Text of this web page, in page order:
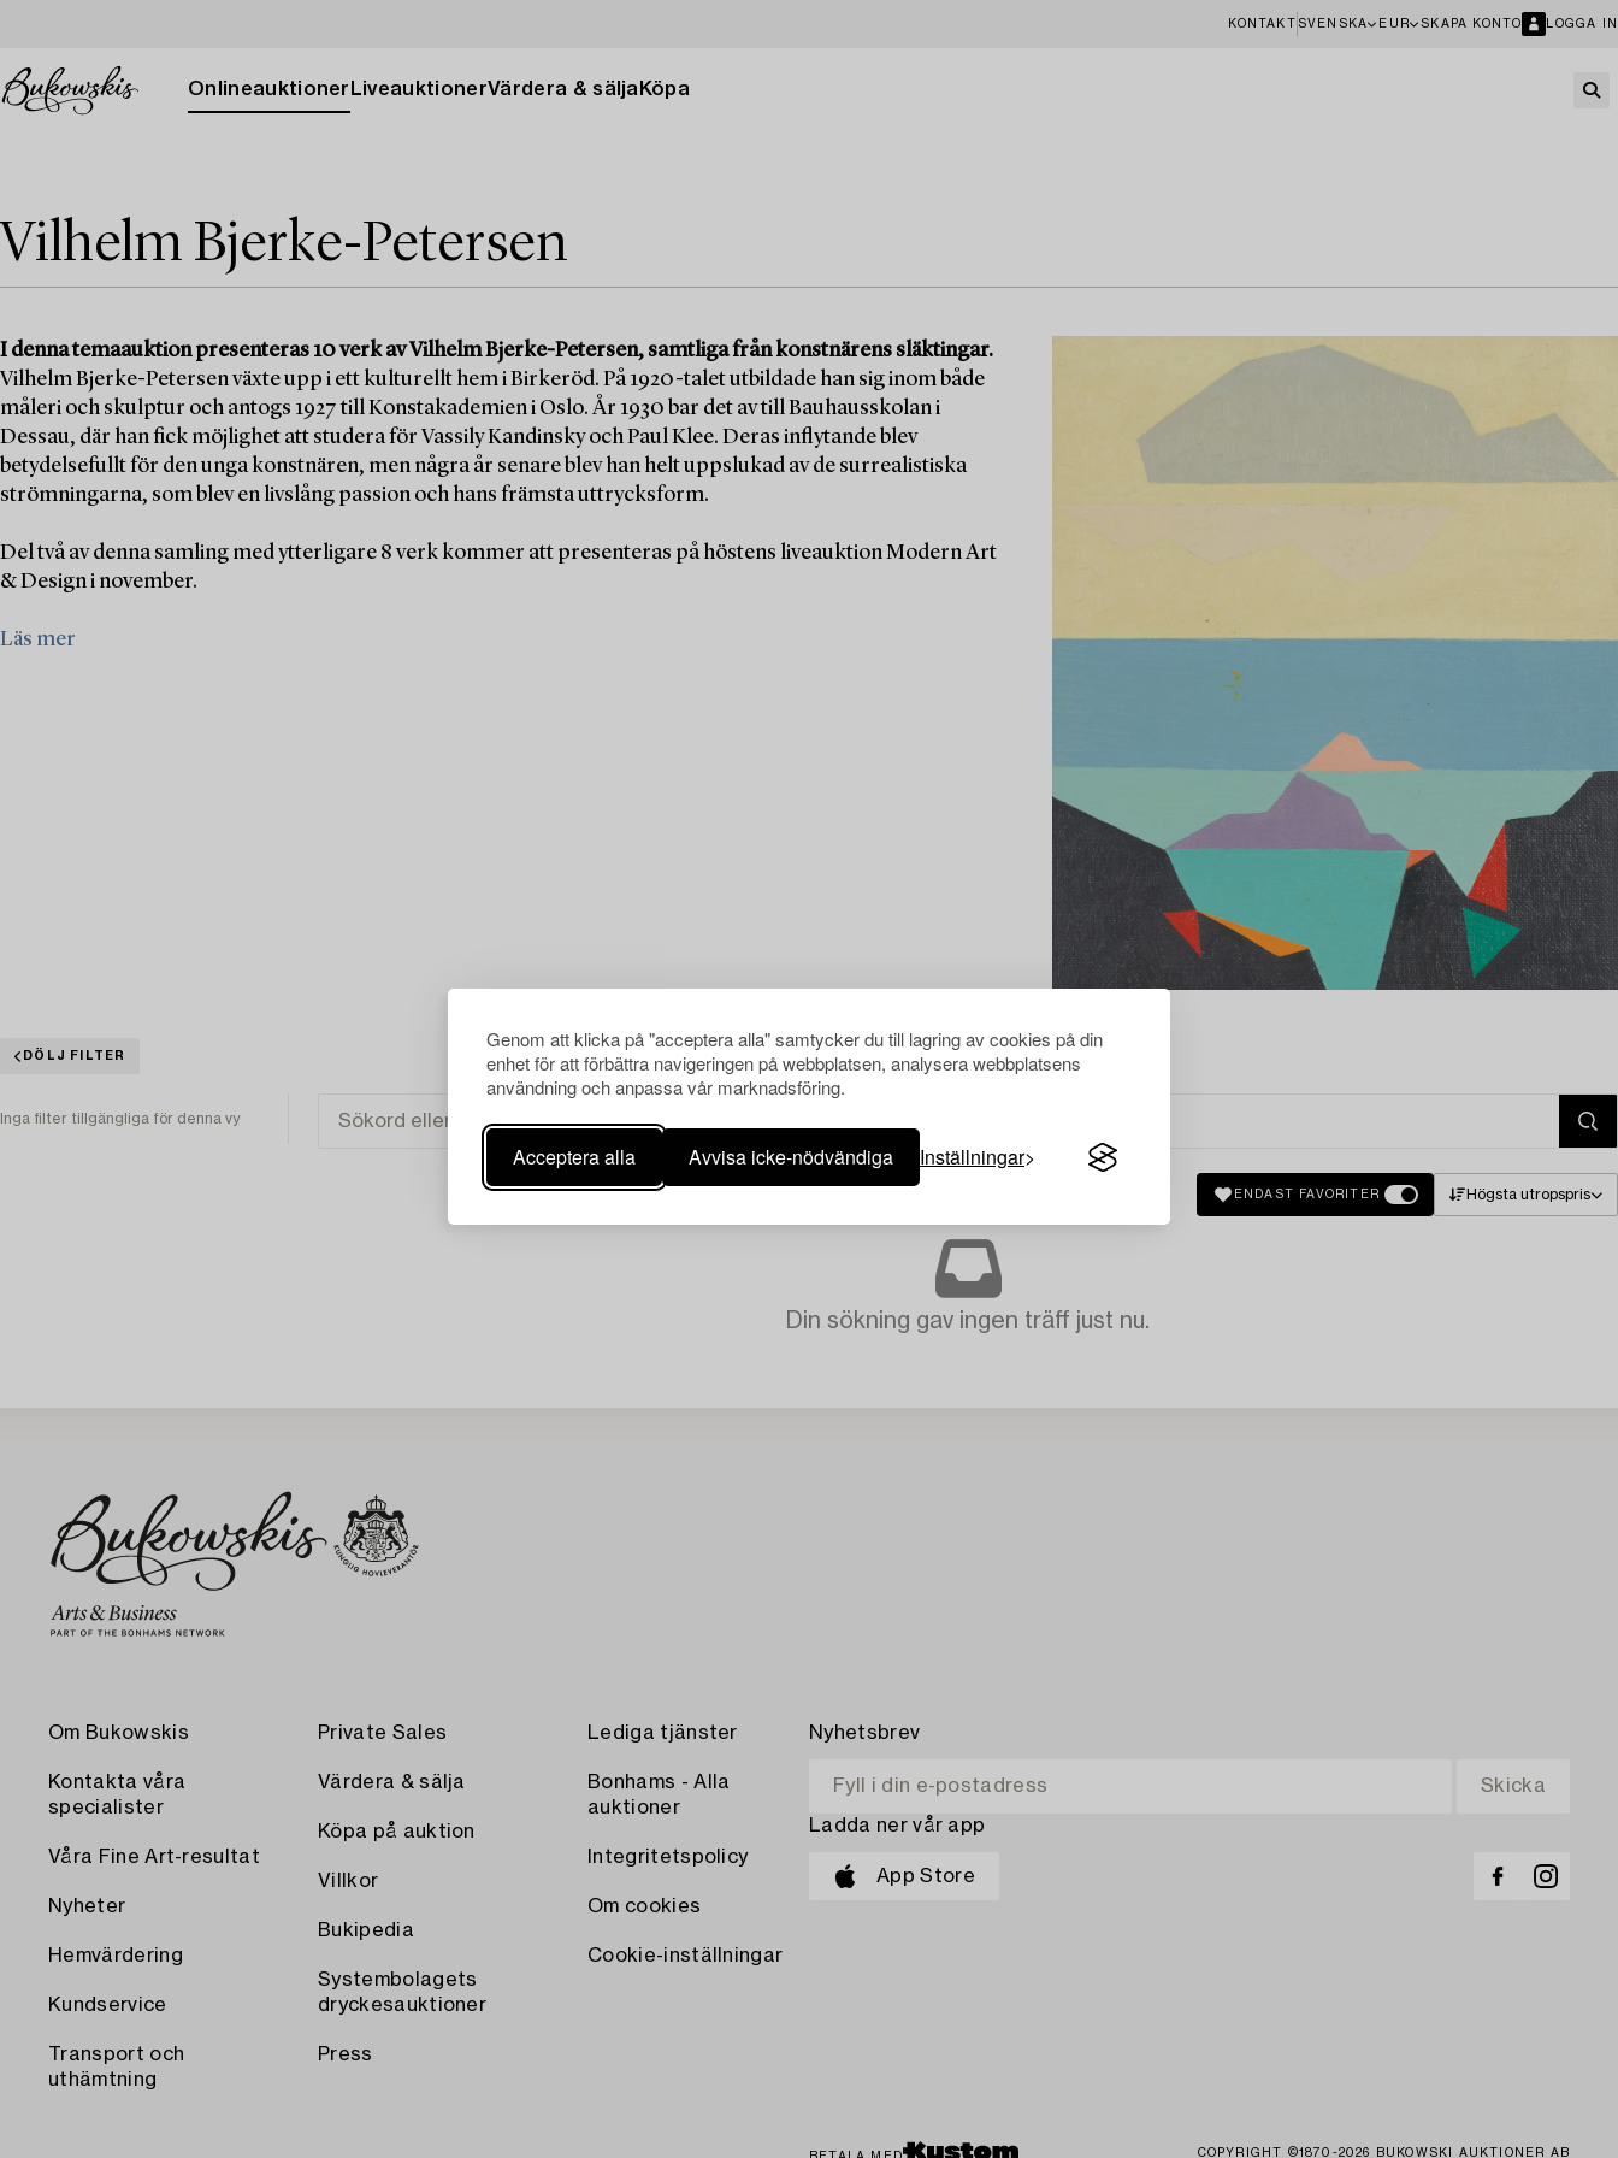
Genom att klicka på "acceptera alla" samtycker du till lagring av cookies på din
enhet för att förbättra navigeringen på webbplatsen, analysera webbplatsens
användning och anpassa vår marknadsföring.
Acceptera alla Avvisa icke-nödvändiga Inställningar
KONTAKT SVENSKA EUR SKAPA KONTO LOGGA IN
Onlineauktioner LiveauktionerVärdera & sälja Köpa
Vilhelm Bjerke-Petersen
I denna temaauktion presenteras 10 verk av Vilhelm Bjerke-Petersen, samtliga från konstnärens släktingar.
Vilhelm Bjerke-Petersen växte upp i ett kulturellt hem i Birkeröd. På 1920-talet utbildade han sig inom både
måleri och skulptur och antogs 1927 till Konstakademien i Oslo. År 1930 bar det av till Bauhausskolan i
Dessau, där han fick möjlighet att studera för Vassily Kandinsky och Paul Klee. Deras inflytande blev
betydelsefullt för den unga konstnären, men några år senare blev han helt uppslukad av de surrealistiska
strömningarna, som blev en livslång passion och hans främsta uttrycksform.
Del två av denna samling med ytterligare 8 verk kommer att presenteras på höstens liveauktion Modern Art
& Design i november.
Läs mer
DÖLJ FILTER
Inga filter tillgängliga för denna vy
ENDAST FAVORITER Högsta utropspris
Din sökning gav ingen träff just nu.
Om Bukowskis
Kontakta våra
specialister
Våra Fine Art-resultat
Nyheter
Hemvärdering
Kundservice
Transport och
uthämtning
Private Sales
Värdera & sälja
Köpa på auktion
Villkor
Bukipedia
Systembolagets
dryckesauktioner
Press
Lediga tjänster
Bonhams - Alla
auktioner
Integritetspolicy
Om cookies
Cookie-inställningar
Nyhetsbrev
Ladda ner vår app
App Store
COPYRIGHT ©1870-2026 BUKOWSKI AUKTIONER AB